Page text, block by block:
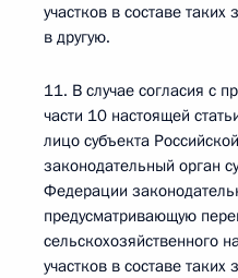
участков в составе
в другую.
11. В случае согласия с
части 10 настоящей
лицо субъекта
законодательный орган
Федерации
предусматривающую
сельскохозяйственного
участков в составе